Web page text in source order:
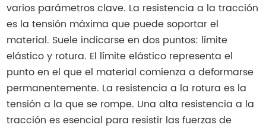
varios parámetros clave. La resistencia a la tracción
es la tensión máxima que puede soportar el
material. Suele indicarse en dos puntos: límite
elástico y rotura. El límite elástico representa el
punto en el que el material comienza a deformarse
permanentemente. La resistencia a la rotura es la
tensión a la que se rompe. Una alta resistencia a la
tracción es esencial para resistir las fuerzas de